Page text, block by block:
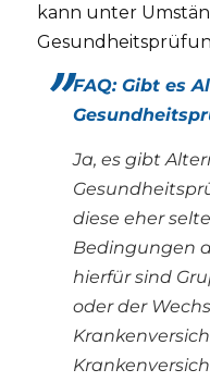
kann unter
FAQ: Gibt es
Ja, es gibt
diese eher
Bedingungen
hierfür sind
oder der